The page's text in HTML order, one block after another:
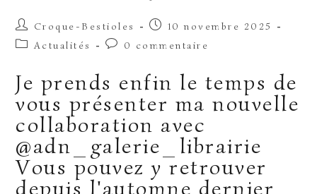
Auteur/autrice
de
Croque-Bestioles
Publication
publiée :
10 novembre 2025
PostActualités
Commentaires
publication :
0 commentaire
Je prends enfin le temps de
vous présenter ma nouvelle
collaboration avec
@adn_galerie_librairie
Vous pouvez y retrouver